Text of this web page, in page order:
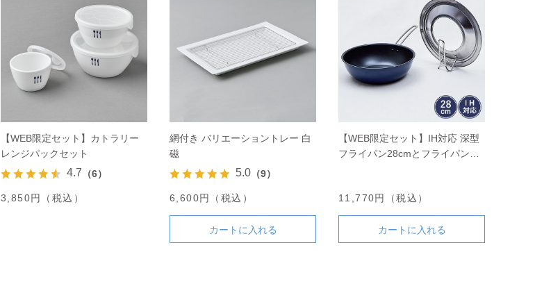
【WEB限定セット】カトラリー
レンジパックセット
4.7 （6）
3,850円（税込）
網付き バリエーショントレー 白
磁
5.0 （9）
6,600円（税込）
カートに入れる
【WEB限定セット】IH対応 深型
フライパン28cmとフライパンカ
11,770円（税込）
カートに入れる